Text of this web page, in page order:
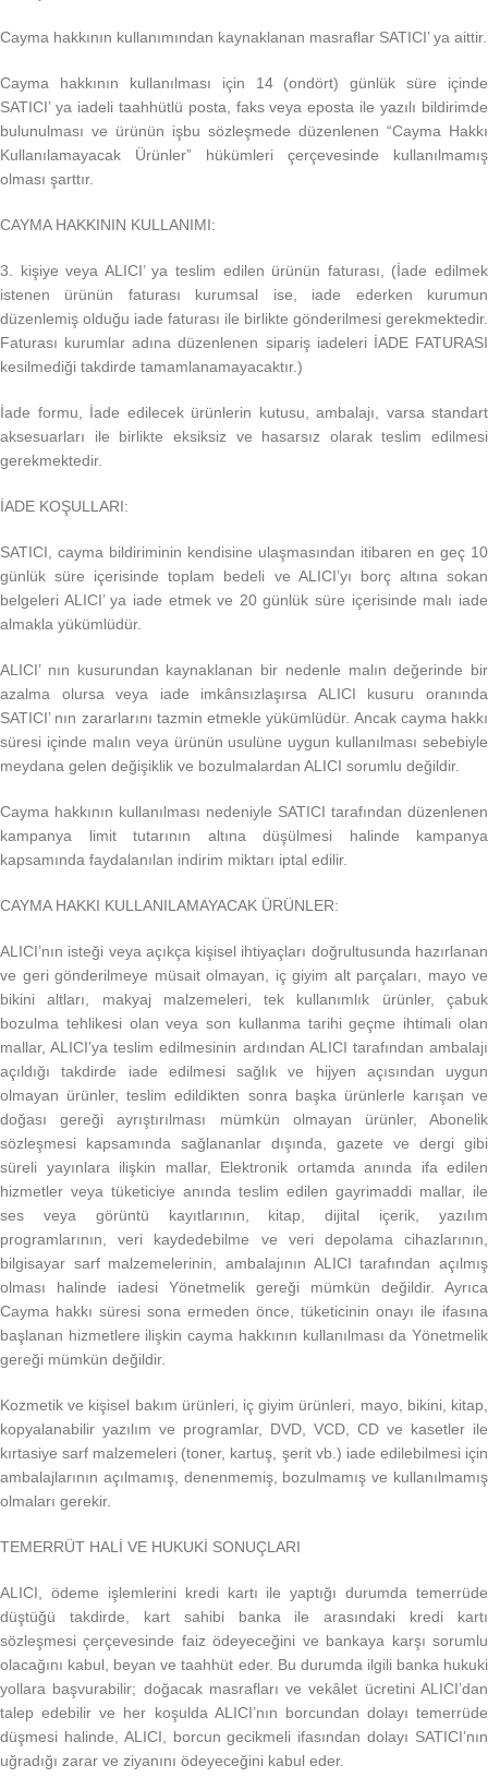
Cayma hakkının kullanımından kaynaklanan masraflar SATICI’ ya aittir.
Cayma hakkının kullanılması için 14 (ondört) günlük süre içinde
SATICI’ ya iadeli taahhütlü posta, faks veya eposta ile yazılı bildirimde
bulunulması ve ürünün işbu sözleşmede düzenlenen “Cayma Hakkı
Kullanılamayacak Ürünler” hükümleri çerçevesinde kullanılmamış
olması şarttır.
CAYMA HAKKININ KULLANIMI:
3. kişiye veya ALICI’ ya teslim edilen ürünün faturası, (İade edilmek
istenen ürünün faturası kurumsal ise, iade ederken kurumun
düzenlemiş olduğu iade faturası ile birlikte gönderilmesi gerekmektedir.
Faturası kurumlar adına düzenlenen sipariş iadeleri İADE FATURASI
kesilmediği takdirde tamamlanamayacaktır.)
İade formu, İade edilecek ürünlerin kutusu, ambalajı, varsa standart
aksesuarları ile birlikte eksiksiz ve hasarsız olarak teslim edilmesi
gerekmektedir.
İADE KOŞULLARI:
SATICI, cayma bildiriminin kendisine ulaşmasından itibaren en geç 10
günlük süre içerisinde toplam bedeli ve ALICI’yı borç altına sokan
belgeleri ALICI’ ya iade etmek ve 20 günlük süre içerisinde malı iade
almakla yükümlüdür.
ALICI’ nın kusurundan kaynaklanan bir nedenle malın değerinde bir
azalma olursa veya iade imkânsızlaşırsa ALICI kusuru oranında
SATICI’ nın zararlarını tazmin etmekle yükümlüdür. Ancak cayma hakkı
süresi içinde malın veya ürünün usulüne uygun kullanılması sebebiyle
meydana gelen değişiklik ve bozulmalardan ALICI sorumlu değildir.
Cayma hakkının kullanılması nedeniyle SATICI tarafından düzenlenen
kampanya limit tutarının altına düşülmesi halinde kampanya
kapsamında faydalanılan indirim miktarı iptal edilir.
CAYMA HAKKI KULLANILAMAYACAK ÜRÜNLER:
ALICI’nın isteği veya açıkça kişisel ihtiyaçları doğrultusunda hazırlanan
ve geri gönderilmeye müsait olmayan, iç giyim alt parçaları, mayo ve
bikini altları, makyaj malzemeleri, tek kullanımlık ürünler, çabuk
bozulma tehlikesi olan veya son kullanma tarihi geçme ihtimali olan
mallar, ALICI’ya teslim edilmesinin ardından ALICI tarafından ambalajı
açıldığı takdirde iade edilmesi sağlık ve hijyen açısından uygun
olmayan ürünler, teslim edildikten sonra başka ürünlerle karışan ve
doğası gereği ayrıştırılması mümkün olmayan ürünler, Abonelik
sözleşmesi kapsamında sağlananlar dışında, gazete ve dergi gibi
süreli yayınlara ilişkin mallar, Elektronik ortamda anında ifa edilen
hizmetler veya tüketiciye anında teslim edilen gayrimaddi mallar, ile
ses veya görüntü kayıtlarının, kitap, dijital içerik, yazılım
programlarının, veri kaydedebilme ve veri depolama cihazlarının,
bilgisayar sarf malzemelerinin, ambalajının ALICI tarafından açılmış
olması halinde iadesi Yönetmelik gereği mümkün değildir. Ayrıca
Cayma hakkı süresi sona ermeden önce, tüketicinin onayı ile ifasına
başlanan hizmetlere ilişkin cayma hakkının kullanılması da Yönetmelik
gereği mümkün değildir.
Kozmetik ve kişisel bakım ürünleri, iç giyim ürünleri, mayo, bikini, kitap,
kopyalanabilir yazılım ve programlar, DVD, VCD, CD ve kasetler ile
kırtasiye sarf malzemeleri (toner, kartuş, şerit vb.) iade edilebilmesi için
ambalajlarının açılmamış, denenmemiş, bozulmamış ve kullanılmamış
olmaları gerekir.
TEMERRÜT HALİ VE HUKUKİ SONUÇLARI
ALICI, ödeme işlemlerini kredi kartı ile yaptığı durumda temerrüde
düştüğü takdirde, kart sahibi banka ile arasındaki kredi kartı
sözleşmesi çerçevesinde faiz ödeyeceğini ve bankaya karşı sorumlu
olacağını kabul, beyan ve taahhüt eder. Bu durumda ilgili banka hukuki
yollara başvurabilir; doğacak masrafları ve vekâlet ücretini ALICI’dan
talep edebilir ve her koşulda ALICI’nın borcundan dolayı temerrüde
düşmesi halinde, ALICI, borcun gecikmeli ifasından dolayı SATICI’nın
uğradığı zarar ve ziyanını ödeyeceğini kabul eder.